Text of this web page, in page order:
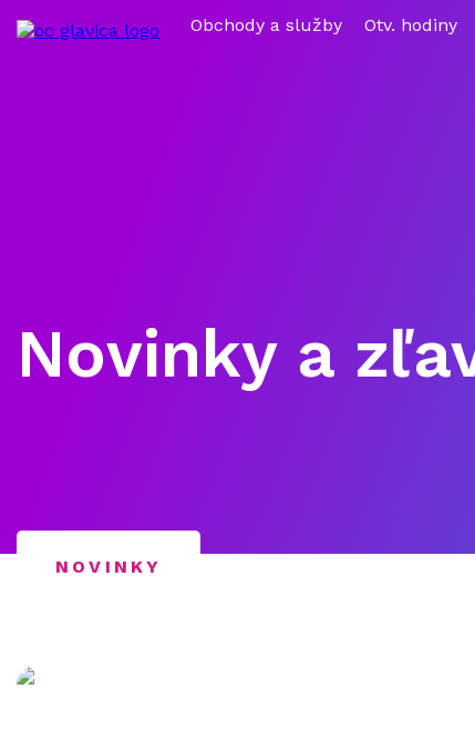
Obchody a služby Otv. hodiny
Novinky a
NOVINKY